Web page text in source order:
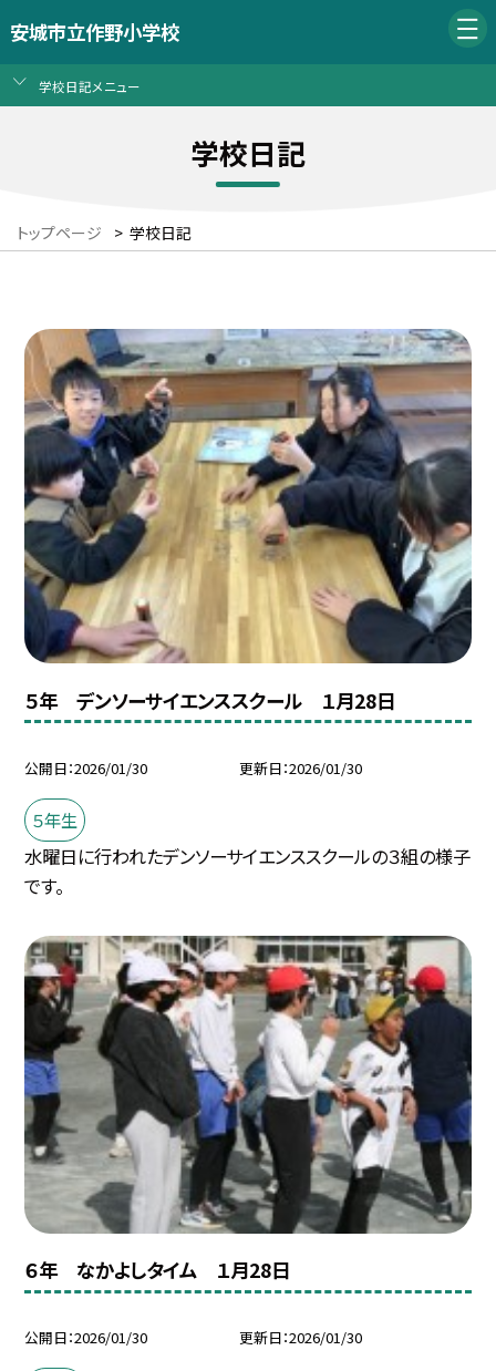
安城市立作野小学校
学校日記メニュー
学校日記
トップページ > 学校日記
５年 デンソーサイエンススクール １月28日
公開日 2026/01/30 更新日 2026/01/30
５年生
水曜日に行われたデンソーサイエンススクールの３組の様子
です。
６年 なかよしタイム １月28日
公開日 2026/01/30 更新日 2026/01/30